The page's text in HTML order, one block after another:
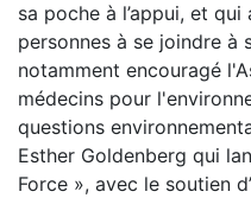
sa poche à l’appui, et qui
personnes à se joindre à
notamment encouragé
médecins pour
questions
Esther Goldenberg qui
Force », avec le soutien